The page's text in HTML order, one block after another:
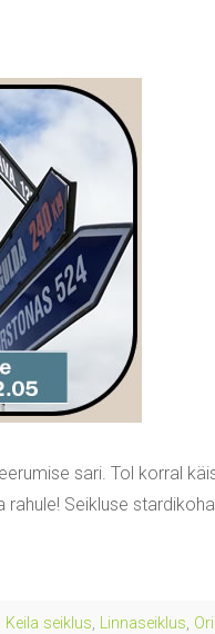
sari. Tol korral
Seikluse
Keila seiklus, Linnaseiklus,